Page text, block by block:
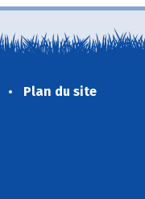
Plan du site